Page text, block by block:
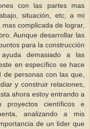
con las partes mas
situación, etc, a mi
complicada de lograr,
Aunque desarrollar las
para la construcción
demasiado a las
en específico se hace
de personas con las que,
y construir relaciones,
ahora estoy entrando a
proyectos científicos e
analizando a mis
de un líder que